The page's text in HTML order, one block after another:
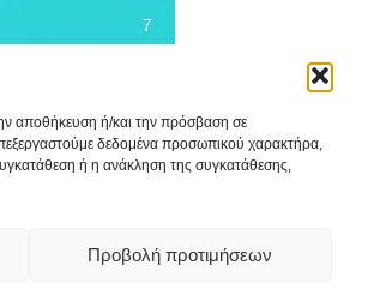
αποθήκευση ή/και την πρόσβαση σε
δεδομένα προσωπικού χαρακτήρα,
ή η ανάκληση της συγκατάθεσης,
Προβολή προτιμήσεων
7